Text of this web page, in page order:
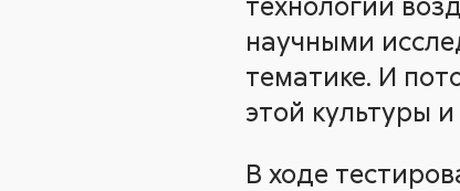
научными
тематике. И
этой культуры
В ходе